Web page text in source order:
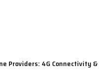
Providers: 4G Connectivity &